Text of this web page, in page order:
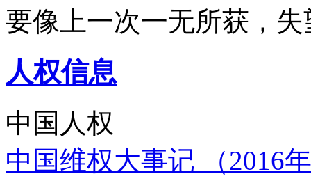
要像上一次一无所获，
人权信息
中国人权
中国维权大事记 （2016